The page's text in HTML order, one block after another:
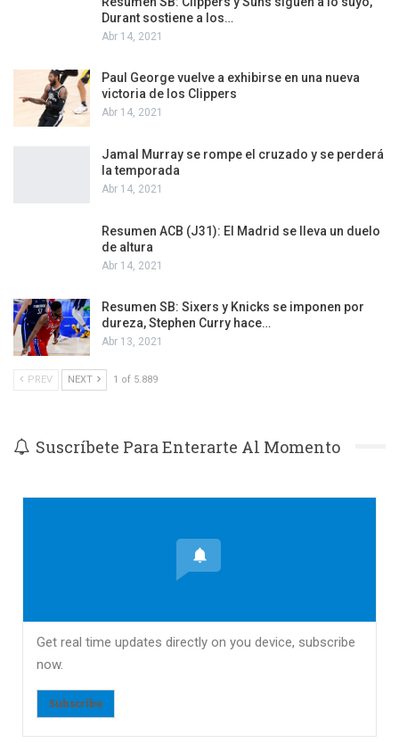
Durant sostiene a los…
Abr 14, 2021
Paul George vuelve a exhibirse en una nueva
victoria de los Clippers
Abr 14, 2021
Jamal Murray se rompe el cruzado y se perderá
la temporada
Abr 14, 2021
Resumen ACB (J31): El Madrid se lleva un duelo
de altura
Abr 14, 2021
Resumen SB: Sixers y Knicks se imponen por
dureza, Stephen Curry hace…
Abr 13, 2021
PREV NEXT 1 of 5.889
Suscríbete Para Enterarte Al Momento
Get real time updates directly on you device, subscribe
now.
Subscribe